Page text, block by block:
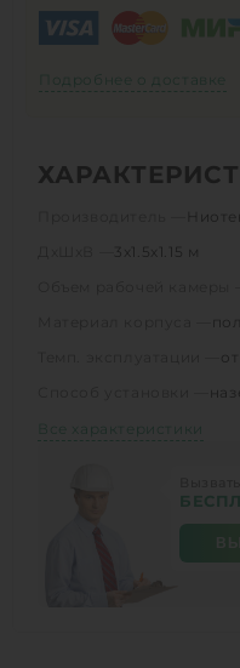
Подробнее о доставке
3х1.5х1.15 м
Все характеристики